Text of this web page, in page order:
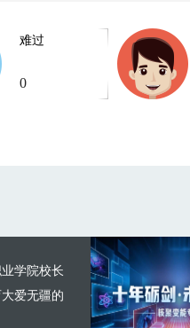
难过
0
学院校长
爱无疆的